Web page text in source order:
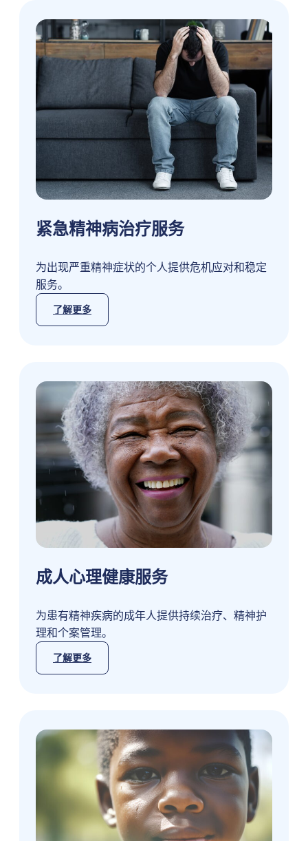
紧急精神病治疗服务
为出现严重精神症状的个人提供危机应对和稳定
服务。
了解更多
成人心理健康服务
为患有精神疾病的成年人提供持续治疗、精神护
理和个案管理。
了解更多